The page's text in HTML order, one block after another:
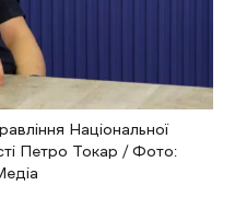
Національної
Петро Токар / Фото: